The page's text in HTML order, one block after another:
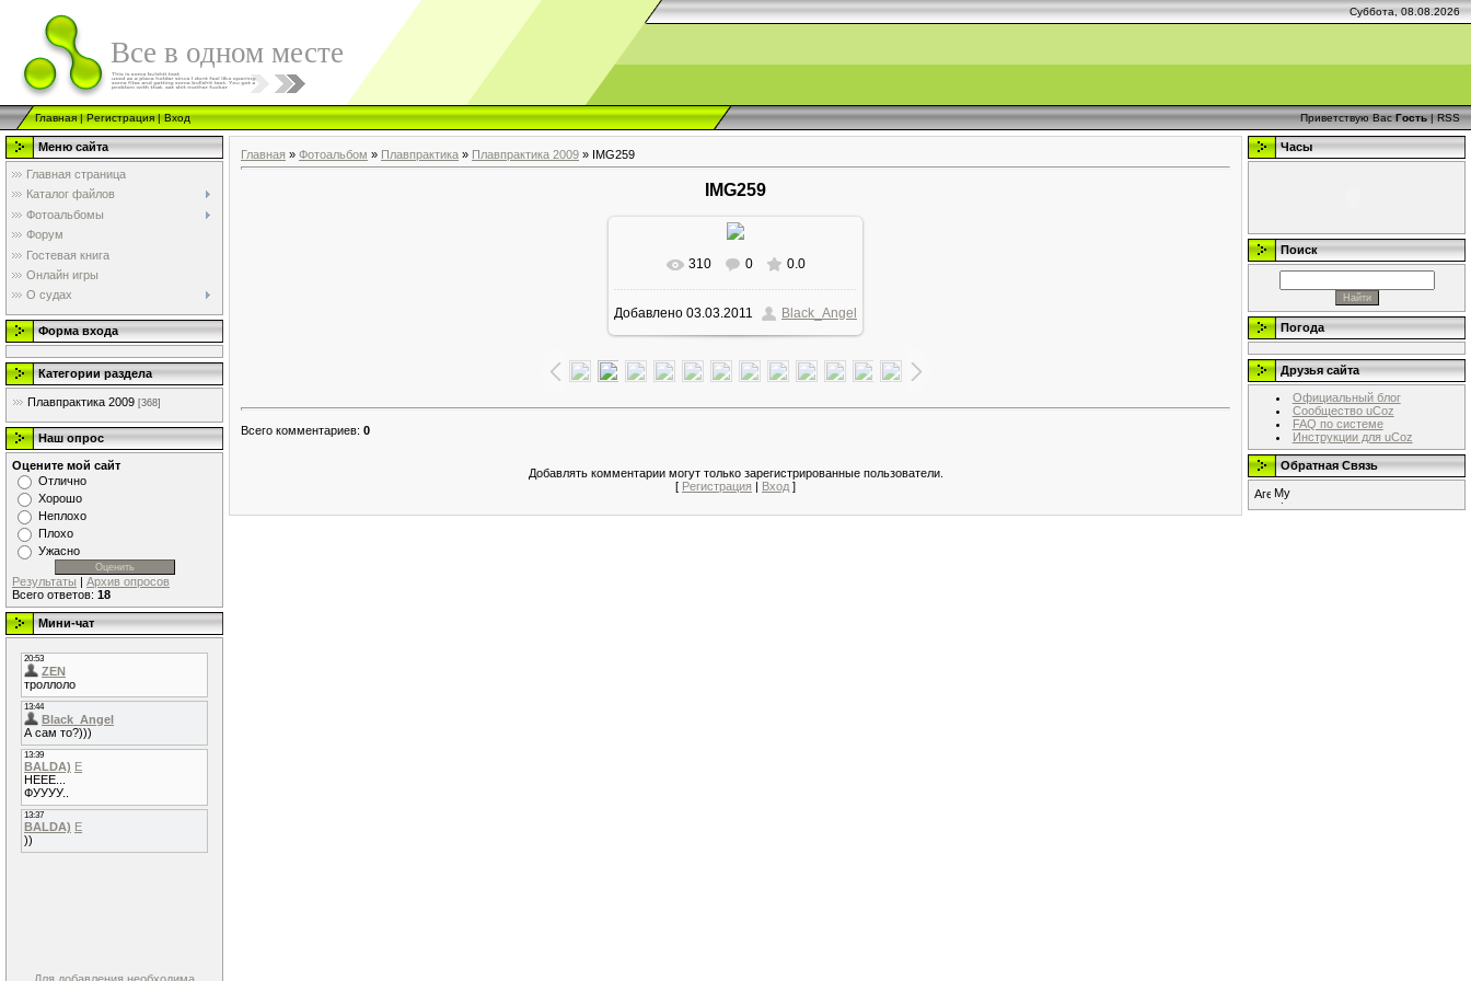
Суббота, 08.08.2026
Все в одном месте
Главная|Регистрация|Вход Приветствую Вас Гость|RSS
Меню сайта
Главная страница
Каталог файлов
Фотоальбомы
Форум
Гостевая книга
Онлайн игры
О судах
Форма входа
Категории раздела
Плавпрактика 2009 [368]
Наш опрос
Оцените мой сайт
Отлично
Хорошо
Неплохо
Плохо
Ужасно
Результаты | Архив опросов
Всего ответов: 18
Мини-чат
Главная » Фотоальбом » Плавпрактика » Плавпрактика 2009 » IMG259
IMG259
310 0 0.0
Добавлено 03.03.2011 Black_Angel
Всего комментариев: 0
Добавлять комментарии могут только зарегистрированные пользователи.
[ Регистрация | Вход ]
Часы
Поиск
Погода
Друзья сайта
Официальный блог
Сообщество uCoz
FAQ по системе
Инструкции для uCoz
Обратная Связь